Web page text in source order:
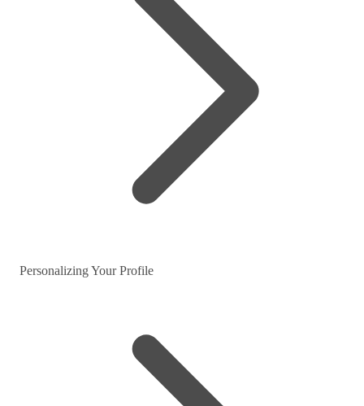
Personalizing Your Profile